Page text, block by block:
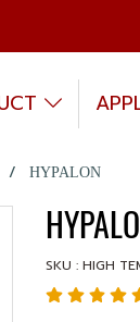
HYPALON
SKU : HIGH